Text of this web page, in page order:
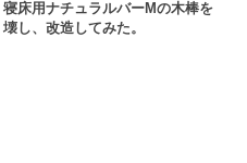
寝床用ナチュラルバーMの木棒を
壊し、改造してみた。